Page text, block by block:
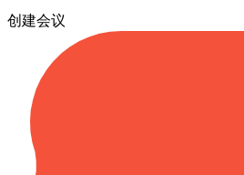
创建会议